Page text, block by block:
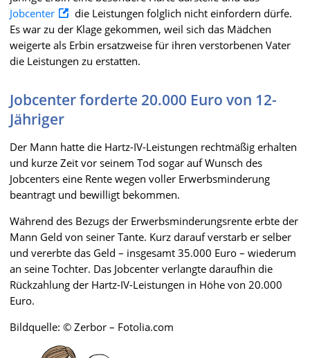
Jobcenter
die Leistungen folglich nicht einfordern dürfe.
Es war zu der Klage gekommen, weil sich das Mädchen
weigerte als Erbin ersatzweise für ihren verstorbenen Vater
die Leistungen zu erstatten.
Jobcenter forderte 20.000 Euro von 12-
Jähriger
Der Mann hatte die Hartz-IV-Leistungen rechtmäßig erhalten
und kurze Zeit vor seinem Tod sogar auf Wunsch des
Jobcenters eine Rente wegen voller Erwerbsminderung
beantragt und bewilligt bekommen.
Während des Bezugs der Erwerbsminderungsrente erbte der
Mann Geld von seiner Tante. Kurz darauf verstarb er selber
und vererbte das Geld – insgesamt 35.000 Euro – wiederum
an seine Tochter. Das Jobcenter verlangte daraufhin die
Rückzahlung der Hartz-IV-Leistungen in Höhe von 20.000
Euro.
Bildquelle: © Zerbor – Fotolia.com